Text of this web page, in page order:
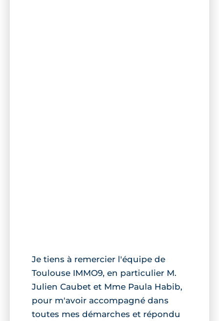
Je tiens à remercier l'équipe de
Toulouse IMMO9, en particulier M.
Julien Caubet et Mme Paula Habib,
pour m'avoir accompagné dans
toutes mes démarches et répondu